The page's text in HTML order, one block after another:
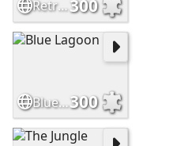
Retro cool300
Blue Lagoon300